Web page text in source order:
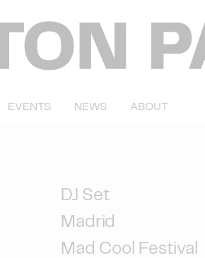
EVENTS NEWS ABOUT
DJ Set
Madrid
Mad Cool Festival